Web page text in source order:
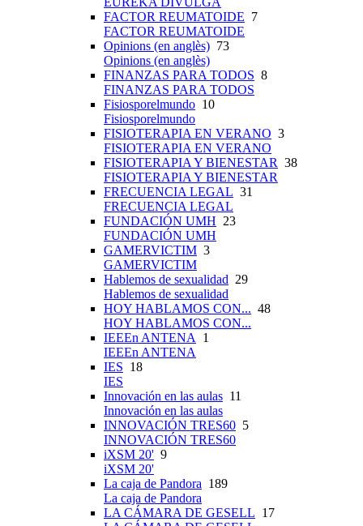
FACTOR REUMATOIDE 7
FACTOR REUMATOIDE
Opinions (en anglès) 73
Opinions (en anglès)
FINANZAS PARA TODOS 8
FINANZAS PARA TODOS
Fisiosporelmundo 10
Fisiosporelmundo
FISIOTERAPIA EN VERANO 3
FISIOTERAPIA EN VERANO
FISIOTERAPIA Y BIENESTAR 38
FISIOTERAPIA Y BIENESTAR
FRECUENCIA LEGAL 31
FRECUENCIA LEGAL
FUNDACIÓN UMH 23
FUNDACIÓN UMH
GAMERVICTIM 3
GAMERVICTIM
Hablemos de sexualidad 29
Hablemos de sexualidad
HOY HABLAMOS CON... 48
HOY HABLAMOS CON...
IEEEn ANTENA
1
IEEEn ANTENA
IES 18
IES
Innovación en las aulas 11
Innovación en las aulas
INNOVACIÓN TRES60 5
INNOVACIÓN TRES60
iXSM 20' 9
iXSM 20'
La caja de Pandora 189
La caja de Pandora
LA CÁMARA DE GESELL 17